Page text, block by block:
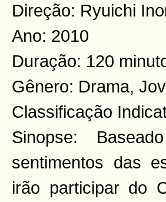
Direção: Ryuichi
Ano: 2010
Duração: 120
Gênero: Drama,
Classificação
Sinopse:
sentimentos das
irão participar do